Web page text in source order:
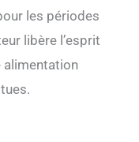
croquettes chat
compagnie.
croquettes
fournir de la
n'a pas à
les périodes
libère l’esprit
alimentation